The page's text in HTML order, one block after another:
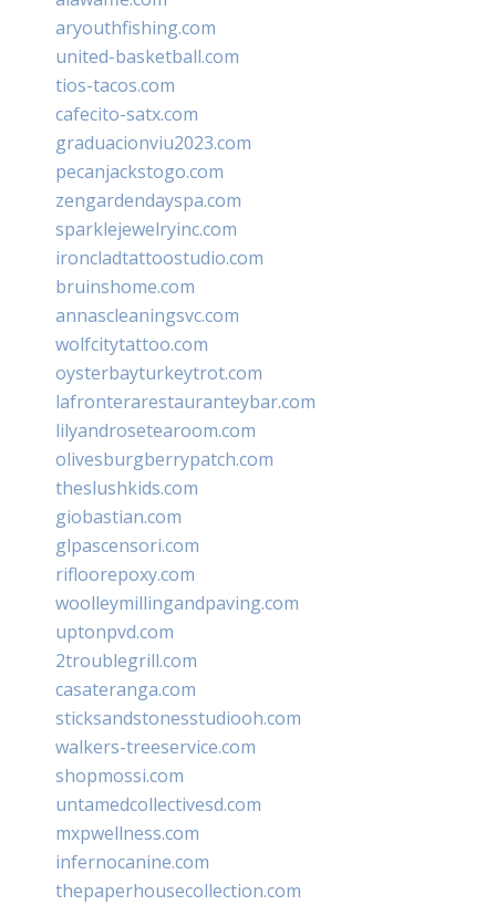
aryouthfishing.com
united-basketball.com
tios-tacos.com
cafecito-satx.com
graduacionviu2023.com
pecanjackstogo.com
zengardendayspa.com
sparklejewelryinc.com
ironcladtattoostudio.com
bruinshome.com
annascleaningsvc.com
wolfcitytattoo.com
oysterbayturkeytrot.com
lafronterarestauranteybar.com
lilyandrosetearoom.com
olivesburgberrypatch.com
theslushkids.com
giobastian.com
glpascensori.com
rifloorepoxy.com
woolleymillingandpaving.com
uptonpvd.com
2troublegrill.com
casateranga.com
sticksandstonesstudiooh.com
walkers-treeservice.com
shopmossi.com
untamedcollectivesd.com
mxpwellness.com
infernocanine.com
thepaperhousecollection.com